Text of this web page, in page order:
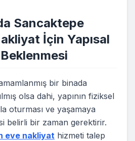
Sancaktepe
İçin Yapısal
bir binada
olsa dahi, yapının fiziksel
oturması ve yaşamaya
belirli bir zaman gerektirir.
eve nakliyat hizmeti talep